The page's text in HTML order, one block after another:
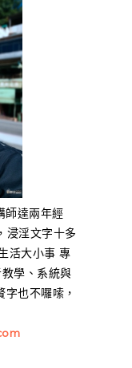
師達兩年經
浸淫文字十多
活大小事 專
學、系統與
也不囉嗦，